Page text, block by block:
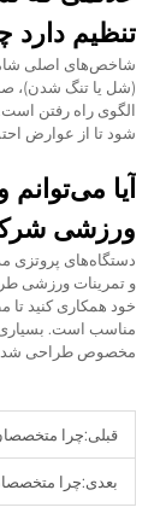
تنظیم
شاخص‌های اصلی شامل
(شل یا تنگ شدن)،
الگوی راه رفتن است.
شود تا از عوارض
آیا
ورزشی
دستگاه‌های پروتزی
و تمرینات ورزشی
خود همکاری کنید
مناسب است. بسیاری
مخصوص طراحی شده
قبلی:چرا متخصصان
بعدی:چرا متخصصان